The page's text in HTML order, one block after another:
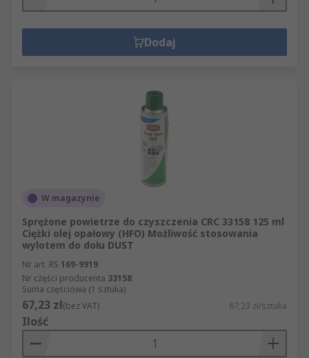
Dodaj
W magazynie
Sprężone powietrze do czyszczenia CRC 33158 125 ml
Ciężki olej opałowy (HFO) Możliwość stosowania
wylotem do dołu DUST
Nr art. RS 169-9919
Nr części producenta 33158
Suma częściowa (1 sztuka)
67,23 zł(bez VAT) 67,23 zł/sztuka
Ilość